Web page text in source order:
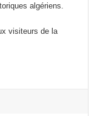
algériens.
visiteurs de la